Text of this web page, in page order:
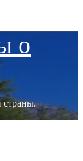
о
страны.